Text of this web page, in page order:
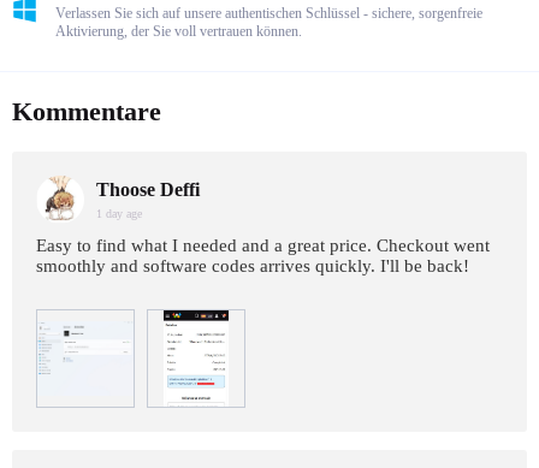
Verlassen Sie sich auf unsere authentischen Schlüssel - sichere, sorgenfreie
Aktivierung, der Sie voll vertrauen können.
Kommentare
Thoose Deffi
1 day age
Easy to find what I needed and a great price. Checkout went
smoothly and software codes arrives quickly. I'll be back!